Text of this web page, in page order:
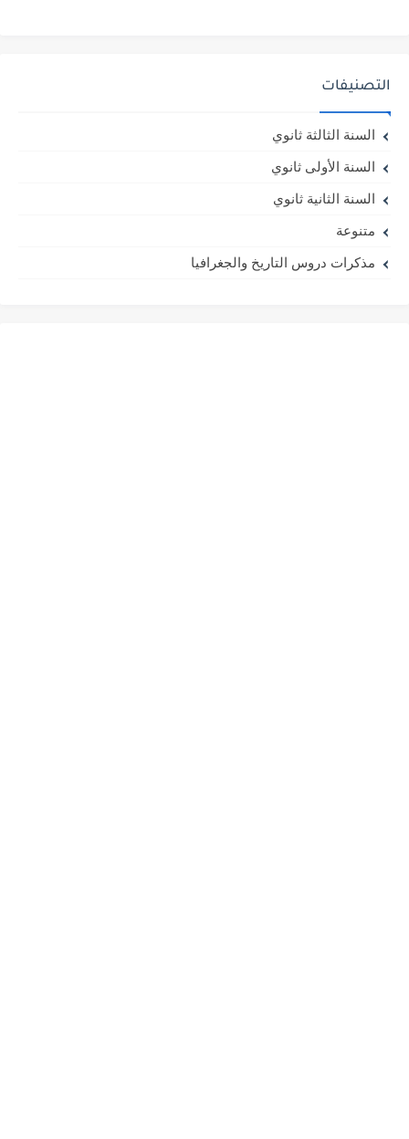
التصنيفات
السنة الثالثة ثانوي
السنة الأولى ثانوي
السنة الثانية ثانوي
متنوعة
مذكرات دروس التاريخ والجغرافيا